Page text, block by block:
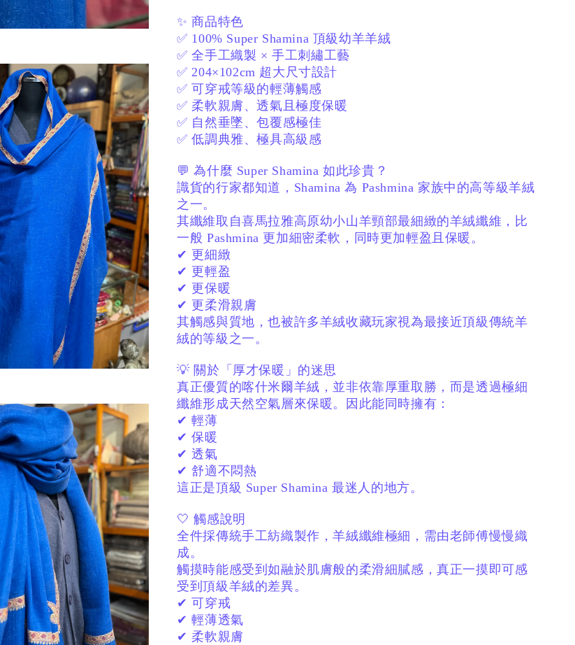
✨ 商品特色
✅ 100% Super Shamina 頂級幼羊羊絨
✅ 全手工織製 × 手工刺繡工藝
✅ 204×102cm 超大尺寸設計
✅ 可穿戒等級的輕薄觸感
✅ 柔軟親膚、透氣且極度保暖
✅ 自然垂墜、包覆感極佳
✅ 低調典雅、極具高級感
💬 為什麼 Super Shamina 如此珍貴？
識貨的行家都知道， Shamina 為 Pashmina 家族中的高等級羊絨
之一。
其纖維取自喜馬拉雅高原幼小山羊頸部最細緻的羊絨纖維， 比
一般 Pashmina 更加細密柔軟，
同時更加輕盈且保暖。
✔ 更細緻
✔ 更輕盈
✔ 更保暖
✔ 更柔滑親膚
其觸感與質地，也被許多羊絨收藏玩家視為最接近頂級傳統羊
絨的等級之一。
💡 關於「厚才保暖」的迷思
真正優質的喀什米爾羊絨， 並非依靠厚重取勝， 而是透過極細
纖維形成天然空氣層來保暖。
因此能同時擁有：
✔ 輕薄
✔ 保暖
✔ 透氣
✔ 舒適不悶熱
這正是頂級 Super Shamina 最迷人的地方。
🤍 觸感說明
全件採傳統手工紡織製作，羊絨纖維極細， 需由老師傅慢慢織
成。
觸摸時能感受到如融於肌膚般的柔滑細膩感，真正一摸即可感
受到頂級羊絨的差異。
✔ 可穿戒
✔ 輕薄透氣
✔ 柔軟親膚